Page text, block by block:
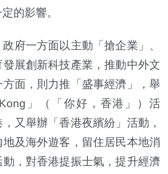
的影響。
府一方面以主動「搶企業」、
發展創新科技產業，推動中外文
面，則力推「盛事經濟」，舉
」（「你好，香港」）活
又舉辦「香港夜繽紛」活動，
及海外遊客，留住居民本地消
，對香港提振士氣，提升經濟